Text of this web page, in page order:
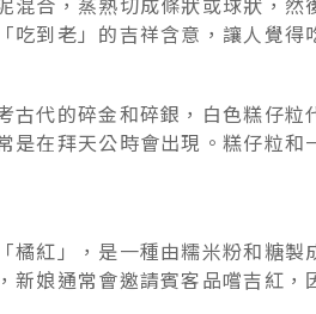
吃到老」的吉祥含意，讓人覺得
古代的碎金和碎銀，白色糕仔
是在拜天公時會出現。糕仔粒
橘紅」，是一種由糯米粉和糖
新娘通常會邀請賓客品嚐吉紅，